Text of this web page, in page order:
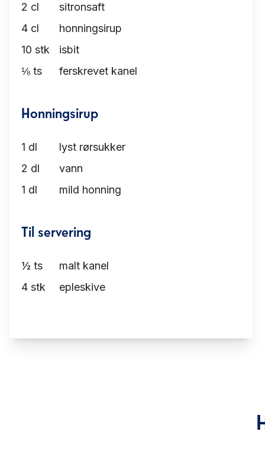
2 cl
sitronsaft
4 cl
honningsirup
10 stk
isbit
⅛ ts ferskrevet kanel
Honningsirup
1 dl
lyst rørsukker
2 dl
vann
1 dl mild honning
Til servering
½ ts
malt kanel
4 stk epleskive